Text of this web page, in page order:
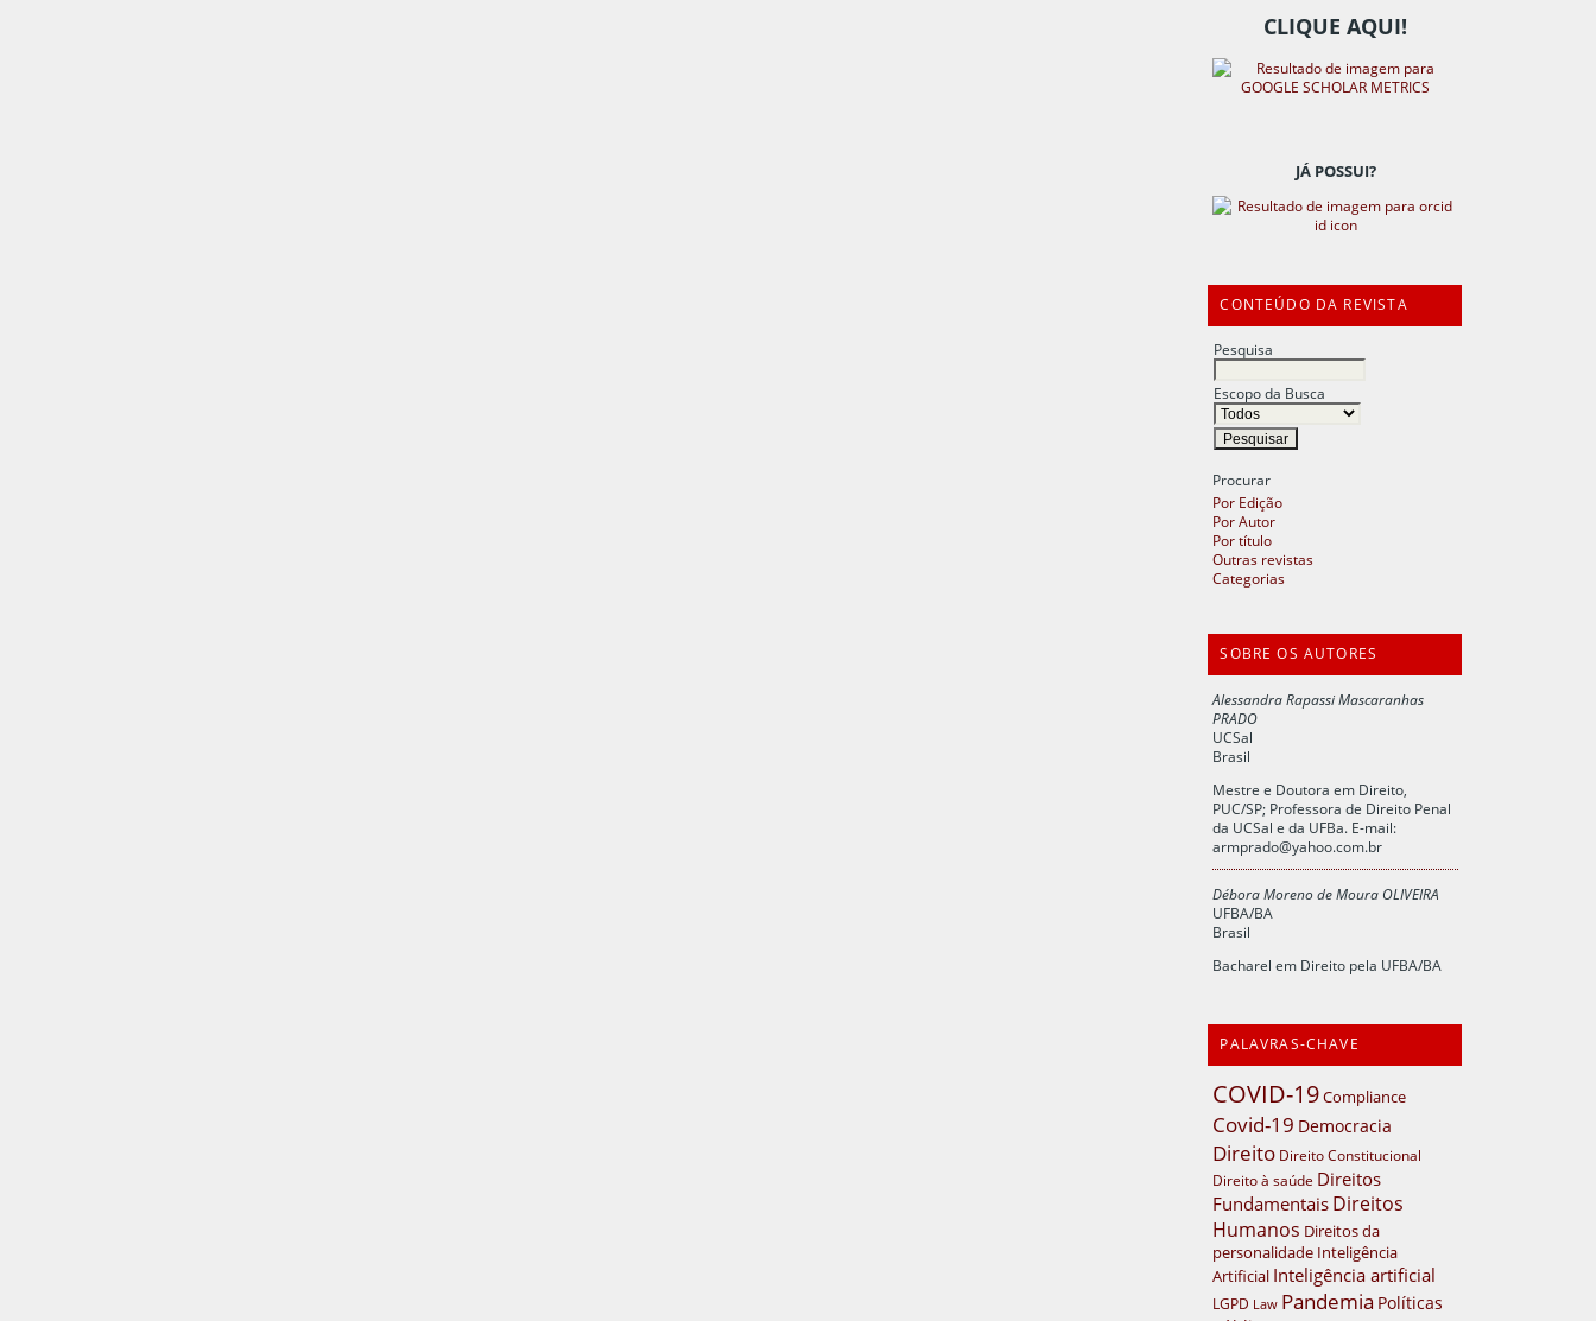
CLIQUE AQUI!
JÁ POSSUI?
CONTEÚDO DA REVISTA
Pesquisa
Escopo da Busca
Procurar
Por Edição
Por Autor
Por título
Outras revistas
Categorias
SOBRE OS AUTORES
Alessandra Rapassi Mascaranhas
PRADO
UCSal
Brasil
Mestre e Doutora em Direito,
PUC/SP; Professora de Direito Penal
da UCSal e da UFBa. E-mail:
armprado@yahoo.com.br
Débora Moreno de Moura OLIVEIRA
UFBA/BA
Brasil
Bacharel em Direito pela UFBA/BA
PALAVRAS-CHAVE
COVID-19Compliance
Covid-19 Democracia
Direito Direito Constitucional
Direito à saúde Direitos
Fundamentais Direitos
Humanos Direitos da
personalidade Inteligência
Artificial Inteligência artificial
LGPD Law Pandemia Políticas